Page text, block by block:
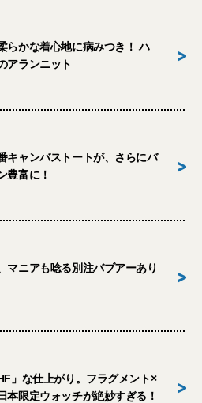
らかな着心地に病みつき！ ハ
アランニット
>
キャンバストートが、さらにバ
豊富に！
>
マニアも唸る別注バブアーあり
>
」な仕上がり。フラグメント×
本限定ウォッチが絶妙すぎる！
>